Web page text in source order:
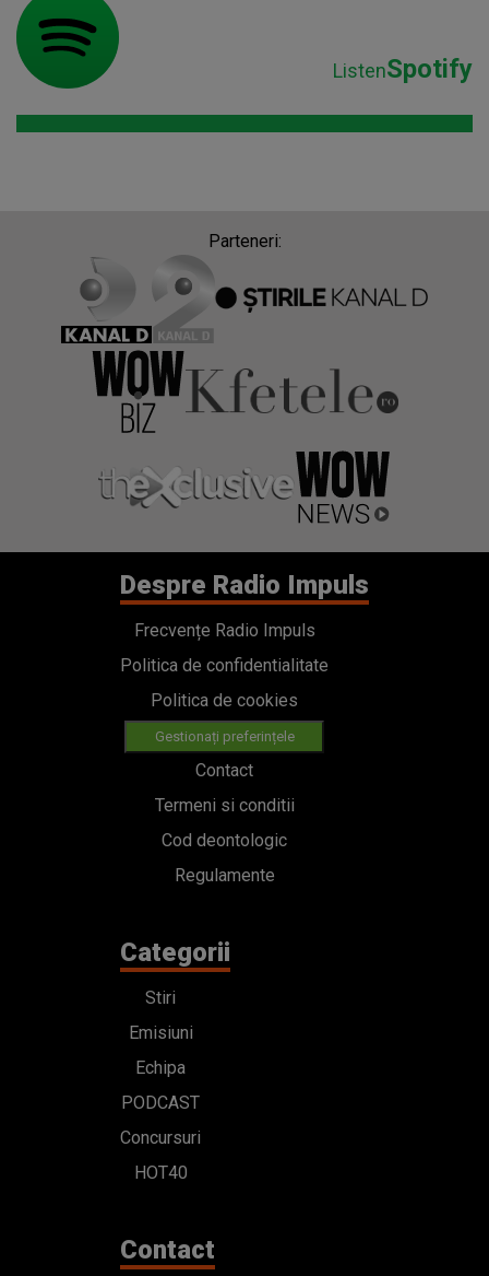
ListenSpotify
Parteneri:
Despre Radio Impuls
Frecvențe Radio Impuls
Politica de confidentialitate
Politica de cookies
Gestionați preferințele
Contact
Termeni si conditii
Cod deontologic
Regulamente
Categorii
Stiri
Emisiuni
Echipa
PODCAST
Concursuri
HOT40
Contact